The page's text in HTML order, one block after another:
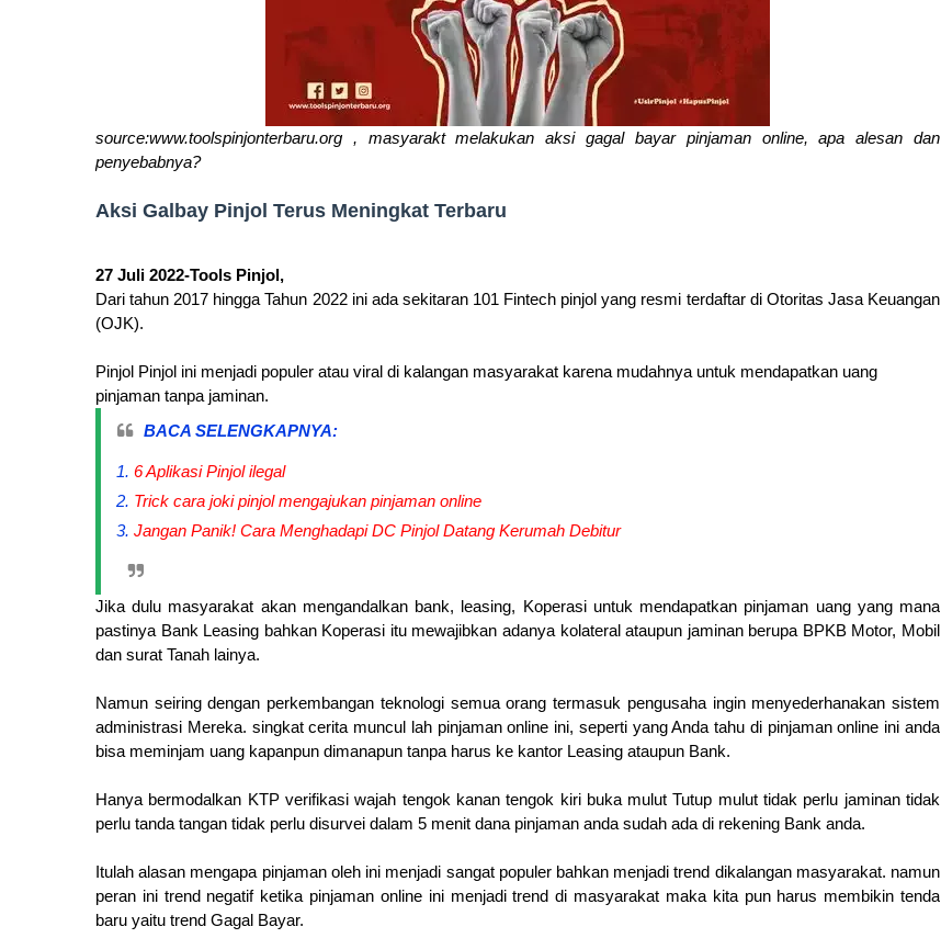
source:www.toolspinjonterbaru.org , masyarakt melakukan aksi gagal bayar pinjaman online, apa alesan dan
penyebabnya?
Aksi Galbay Pinjol Terus Meningkat Terbaru
27 Juli 2022-Tools Pinjol,
Dari tahun 2017 hingga Tahun 2022 ini ada sekitaran 101 Fintech pinjol yang resmi terdaftar di Otoritas Jasa Keuangan
(OJK).
Pinjol Pinjol ini menjadi populer atau viral di kalangan masyarakat karena mudahnya untuk mendapatkan uang
pinjaman tanpa jaminan.
BACA SELENGKAPNYA:
6 Aplikasi Pinjol ilegal
Trick cara joki pinjol mengajukan pinjaman online
Jangan Panik! Cara Menghadapi DC Pinjol Datang Kerumah Debitur
Jika dulu masyarakat akan mengandalkan bank, leasing, Koperasi untuk mendapatkan pinjaman uang yang mana
pastinya Bank Leasing bahkan Koperasi itu mewajibkan adanya kolateral ataupun jaminan berupa BPKB Motor, Mobil
dan surat Tanah lainya.
Namun seiring dengan perkembangan teknologi semua orang termasuk pengusaha ingin menyederhanakan sistem
administrasi Mereka. singkat cerita muncul lah pinjaman online ini, seperti yang Anda tahu di pinjaman online ini anda
bisa meminjam uang kapanpun dimanapun tanpa harus ke kantor Leasing ataupun Bank.
Hanya bermodalkan KTP verifikasi wajah tengok kanan tengok kiri buka mulut Tutup mulut tidak perlu jaminan tidak
perlu tanda tangan tidak perlu disurvei dalam 5 menit dana pinjaman anda sudah ada di rekening Bank anda.
Itulah alasan mengapa pinjaman oleh ini menjadi sangat populer bahkan menjadi trend dikalangan masyarakat. namun
peran ini trend negatif ketika pinjaman online ini menjadi trend di masyarakat maka kita pun harus membikin tenda
baru yaitu trend Gagal Bayar.